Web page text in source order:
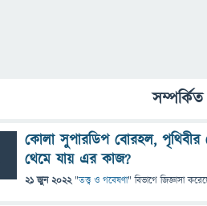
সম্পর্কিত
কোলা সুপারডিপ বোরহল, পৃথিবীর
থেমে যায় এর কাজ?
21 জুন 2022 "তত্ত্ব ও গবেষণা" বিভাগে জিজ্ঞাসা